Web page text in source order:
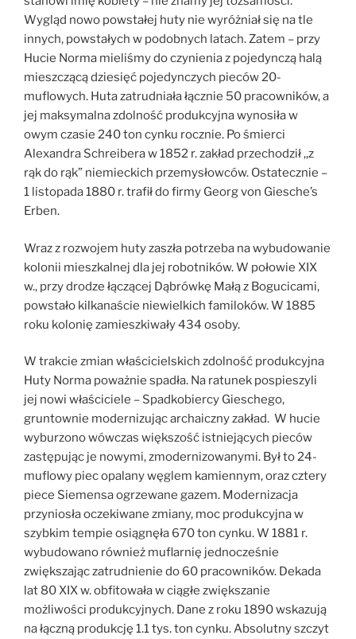
Wygląd nowo powstałej huty nie wyróżniał się na tle
innych, powstałych w podobnych latach. Zatem – przy
Hucie Norma mieliśmy do czynienia z pojedynczą halą
mieszczącą dziesięć pojedynczych pieców 20-
muflowych. Huta zatrudniała łącznie 50 pracowników, a
jej maksymalna zdolność produkcyjna wynosiła w
owym czasie 240 ton cynku rocznie. Po śmierci
Alexandra Schreibera w 1852 r. zakład przechodził ,,z
rąk do rąk” niemieckich przemysłowców. Ostatecznie –
1 listopada 1880 r. trafił do firmy Georg von Giesche’s
Erben.
Wraz z rozwojem huty zaszła potrzeba na wybudowanie
kolonii mieszkalnej dla jej robotników. W połowie XIX
w., przy drodze łączącej Dąbrówkę Małą z Bogucicami,
powstało kilkanaście niewielkich familoków. W 1885
roku kolonię zamieszkiwały 434 osoby.
W trakcie zmian właścicielskich zdolność produkcyjna
Huty Norma poważnie spadła. Na ratunek pospieszyli
jej nowi właściciele – Spadkobiercy Gieschego,
gruntownie modernizując archaiczny zakład. W hucie
wyburzono wówczas większość istniejących pieców
zastępując je nowymi, zmodernizowanymi. Był to 24-
muflowy piec opalany węglem kamiennym, oraz cztery
piece Siemensa ogrzewane gazem. Modernizacja
przyniosła oczekiwane zmiany, moc produkcyjna w
szybkim tempie osiągnęła 670 ton cynku. W 1881 r.
wybudowano również muflarnię jednocześnie
zwiększając zatrudnienie do 60 pracowników. Dekada
lat 80 XIX w. obfitowała w ciągłe zwiększanie
możliwości produkcyjnych. Dane z roku 1890 wskazują
na łączną produkcję 1.1 tys. ton cynku. Absolutny szczyt